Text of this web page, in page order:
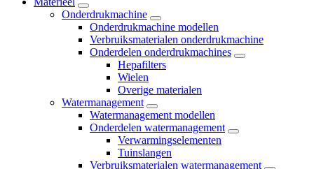
Onderdrukmachine
Onderdrukmachine modellen
Verbruiksmaterialen onderdrukmachine
Onderdelen onderdrukmachines
Hepafilters
Wielen
Overige materialen
Watermanagement
Watermanagement modellen
Onderdelen watermanagement
Verwarmingselementen
Tuinslangen
Verbruiksmaterialen watermanagement